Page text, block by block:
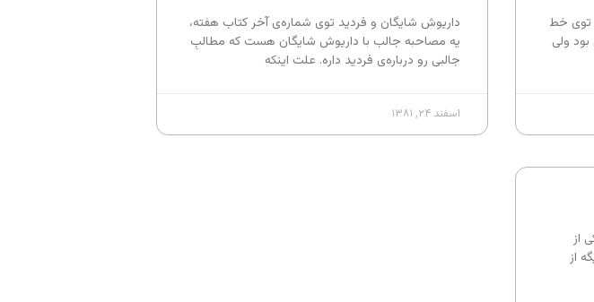
توی خط
ولی
داریوش شایگان و فردید توی شماره‌ی آخر کتاب هفته،
یه مصاحبه جالب با داریوش شایگان هست که مطالبِ
جالبی رو درباره‌ی فردید داره. علت اینکه
اسفند ۲۴, ۱۳۸۱
از
از